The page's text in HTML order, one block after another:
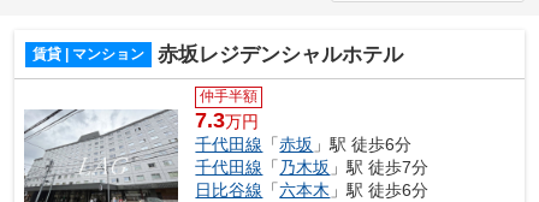
賃貸 | マンション 赤坂レジデンシャルホテル
仲手半額
7.3万円
千代田線 「赤坂 」駅 徒歩6分
千代田線 「 乃木坂 」駅 徒歩7分
日比谷線 「六本木 」駅 徒歩6分